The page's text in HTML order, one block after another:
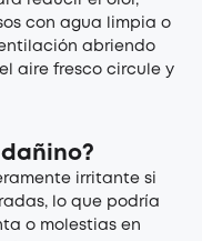
con agua limpia o
abriendo
aire fresco circule y
irritante si
lo que podría
o molestias en